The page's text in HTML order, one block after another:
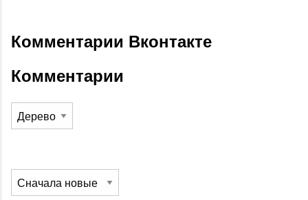
Комментарии Вконтакте
Комментарии